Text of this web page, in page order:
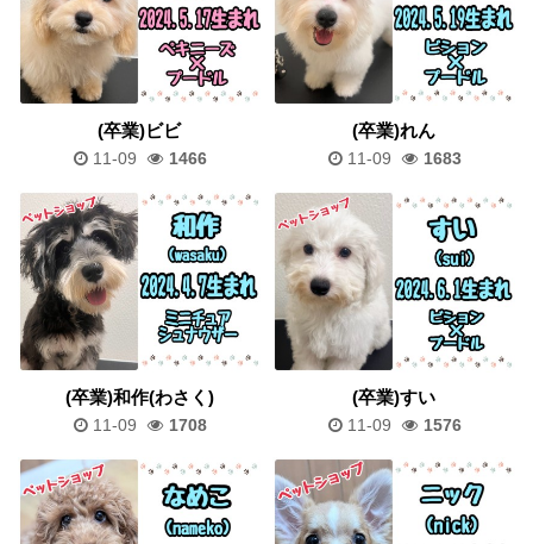
(卒業)ビビ
11-09 1466
(卒業)れん
11-09 1683
(卒業)和作(わさく)
11-09 1708
(卒業)すい
11-09 1576